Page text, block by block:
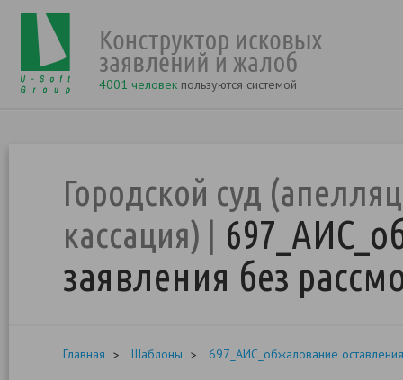
4001 человек пользуются системой
Городской суд
кассация)
заявления без
Главная Шаблоны 697_АИС_обжалование